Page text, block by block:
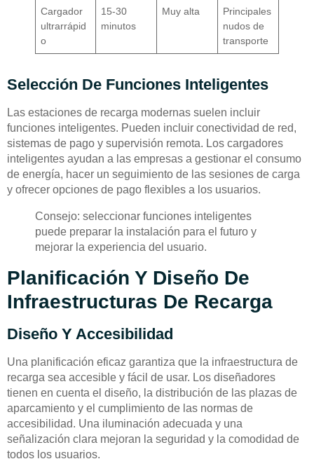
Cargador
ultrarrápid
o
15-30
minutos
Muy alta
Principales
nudos de
transporte
Selección De Funciones Inteligentes
Las estaciones de recarga modernas suelen incluir
funciones inteligentes. Pueden incluir conectividad de red,
sistemas de pago y supervisión remota. Los cargadores
inteligentes ayudan a las empresas a gestionar el consumo
de energía, hacer un seguimiento de las sesiones de carga
y ofrecer opciones de pago flexibles a los usuarios.
Consejo: seleccionar funciones inteligentes
puede preparar la instalación para el futuro y
mejorar la experiencia del usuario.
Planificación Y Diseño De
Infraestructuras De Recarga
Diseño Y Accesibilidad
Una planificación eficaz garantiza que la infraestructura de
recarga sea accesible y fácil de usar. Los diseñadores
tienen en cuenta el diseño, la distribución de las plazas de
aparcamiento y el cumplimiento de las normas de
accesibilidad. Una iluminación adecuada y una
señalización clara mejoran la seguridad y la comodidad de
todos los usuarios.